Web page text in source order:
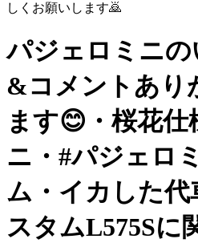
しくお願いします🙇
パジェロミニ
&コメントあり
ます😊・桜花仕
ニ・#パジェロ
ム・イカした代
スタムL575Sに